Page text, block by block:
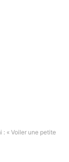
: « Voiler une petite